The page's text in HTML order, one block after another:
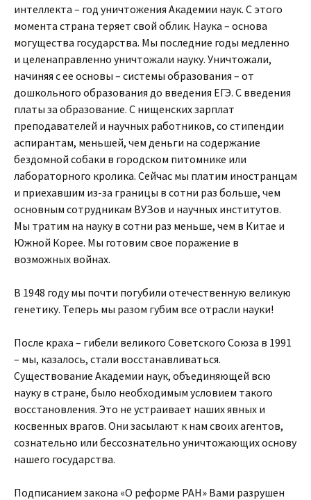
интеллекта – год уничтожения Академии наук. С этого
момента страна теряет свой облик. Наука – основа
могущества государства. Мы последние годы медленно
и целенаправленно уничтожали науку. Уничтожали,
начиняя с ее основы – системы образования – от
дошкольного образования до введения ЕГЭ. С введения
платы за образование. С нищенских зарплат
преподавателей и научных работников, со стипендии
аспирантам, меньшей, чем деньги на содержание
бездомной собаки в городском питомнике или
лабораторного кролика. Сейчас мы платим иностранцам
и приехавшим из-за границы в сотни раз больше, чем
основным сотрудникам ВУЗов и научных институтов.
Мы тратим на науку в сотни раз меньше, чем в Китае и
Южной Корее. Мы готовим свое поражение в
возможных войнах.
В 1948 году мы почти погубили отечественную великую
генетику. Теперь мы разом губим все отрасли науки!
После краха – гибели великого Советского Союза в 1991
– мы, казалось, стали восстанавливаться.
Существование Академии наук, объединяющей всю
науку в стране, было необходимым условием такого
восстановления. Это не устраивает наших явных и
косвенных врагов. Они засылают к нам своих агентов,
сознательно или бессознательно уничтожающих основу
нашего государства.
Подписанием закона «О реформе РАН» Вами разрушен